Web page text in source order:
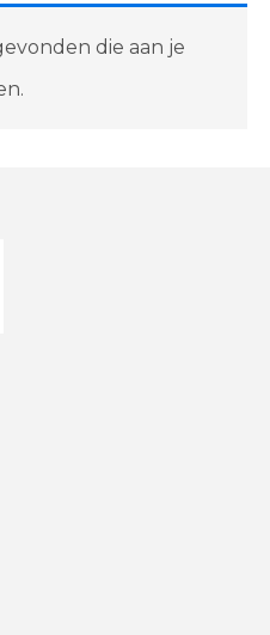
die aan je